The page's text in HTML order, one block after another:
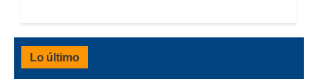
Lo último